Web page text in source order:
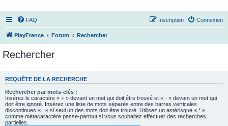
FAQ Connexion
Inscription
PlayFrance Forum Rechercher
Rechercher
REQUÊTE DE LA RECHERCHE
Rechercher par mots-clés :
Insérez le caractère « + » devant un mot qui doit être trouvé et « - » devant un mot qui
doit être ignoré. Insérez une liste de mots séparés entre des barres verticales
discontinues « | » si seul un des mots doit être trouvé. Utilisez un astérisque « * »
comme métacaractère passe-partout si vous souhaitez effectuer des recherches
partielles.